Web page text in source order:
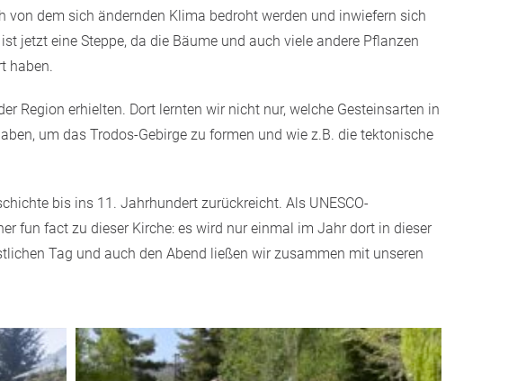
von dem sich ändernden Klima bedroht werden und inwiefern sich
jetzt eine Steppe, da die Bäume und auch viele andere Pflanzen
haben.
Region erhielten. Dort lernten wir nicht nur, welche Gesteinsarten in
um das Trodos-Gebirge zu formen und wie z.B. die tektonische
bis ins 11. Jahrhundert zurückreicht. Als UNESCO-
fun fact zu dieser Kirche: es wird nur einmal im Jahr dort in dieser
Tag und auch den Abend ließen wir zusammen mit unseren